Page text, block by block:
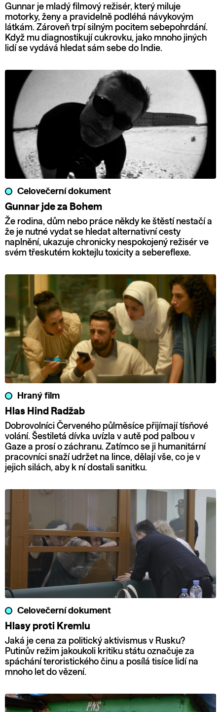
Gunnar je mladý filmový režisér, který miluje
motorky, ženy a pravidelně podléhá návykovým
látkám. Zároveň trpí silným pocitem sebepohrdání.
Když mu diagnostikují cukrovku, jako mnoho jiných
lidí se vydává hledat sám sebe do Indie.
Celovečerní dokument
Gunnar jde za Bohem
Že rodina, dům nebo práce někdy ke štěstí nestačí a
že je nutné vydat se hledat alternativní cesty
naplnění, ukazuje chronicky nespokojený režisér ve
svém třeskutém koktejlu toxicity a sebereflexe.
Hraný film
Hlas Hind Radžab
Dobrovolníci Červeného půlměsíce přijímají tísňové
volání. Šestiletá dívka uvízla v autě pod palbou v
Gaze a prosí o záchranu. Zatímco se ji humanitární
pracovníci snaží udržet na lince, dělají vše, co je v
jejich silách, aby k ní dostali sanitku.
Celovečerní dokument
Hlasy proti Kremlu
Jaká je cena za politický aktivismus v Rusku?
Putinův režim jakoukoli kritiku státu označuje za
spáchání teroristického činu a posílá tisíce lidí na
mnoho let do vězení.